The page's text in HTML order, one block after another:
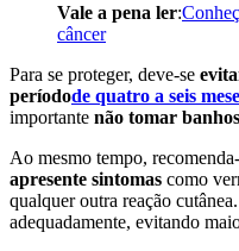
Vale a pena ler:
câncer
Para se proteger, deve-se
períodode quatro a seis
importante não tomar
Ao mesmo tempo,
apresente sintomas como
qualquer outra reação
adequadamente, evitando